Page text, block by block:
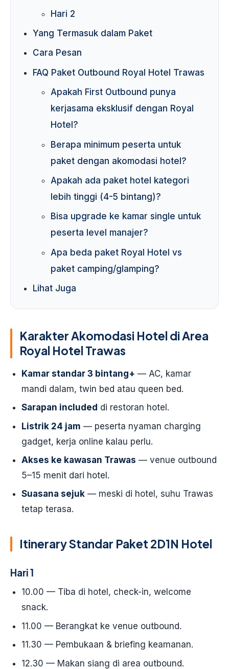
Hari 2
Yang Termasuk dalam Paket
Cara Pesan
FAQ Paket Outbound Royal Hotel Trawas
Apakah First Outbound punya
kerjasama eksklusif dengan Royal
Hotel?
Berapa minimum peserta untuk
paket dengan akomodasi hotel?
Apakah ada paket hotel kategori
lebih tinggi (4-5 bintang)?
Bisa upgrade ke kamar single untuk
peserta level manajer?
Apa beda paket Royal Hotel vs
paket camping/glamping?
Lihat Juga
Karakter Akomodasi Hotel di Area
Royal Hotel Trawas
Kamar standar 3 bintang+ — AC, kamar
mandi dalam, twin bed atau queen bed.
Sarapan included di restoran hotel.
Listrik 24 jam — peserta nyaman charging
gadget, kerja online kalau perlu.
Akses ke kawasan Trawas — venue outbound
5–15 menit dari hotel.
Suasana sejuk — meski di hotel, suhu Trawas
tetap terasa.
Itinerary Standar Paket 2D1N Hotel
Hari 1
10.00 — Tiba di hotel, check-in, welcome
snack.
11.00 — Berangkat ke venue outbound.
11.30 — Pembukaan & briefing keamanan.
12.30 — Makan siang di area outbound.